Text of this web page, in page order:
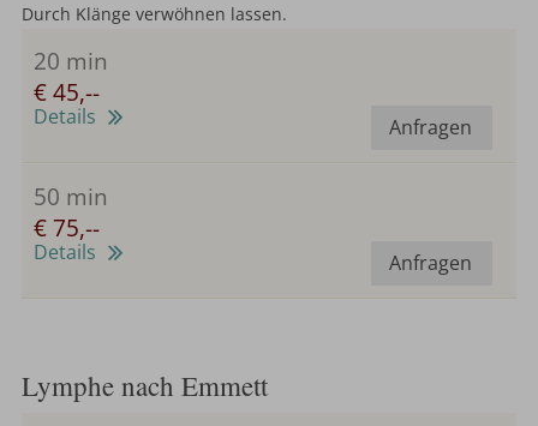
Durch Klänge verwöhnen lassen.
20 min
€ 45,--
Anfragen
Details
50 min
€ 75,--
Anfragen
Details
Lymphe nach Emmett